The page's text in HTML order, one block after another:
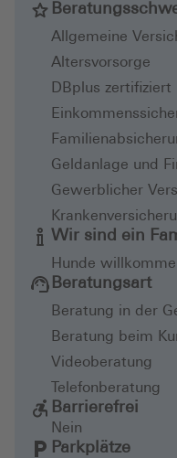
Allgemeine
Altersvorsorge
DBplus zertifiziert
Geldanlage und
Gewerblicher
Wir sind ein
Hunde
Beratungsart
Beratung in der
Beratung beim
Videoberatung
Telefonberatung
Barrierefrei
Nein
Parkplätze